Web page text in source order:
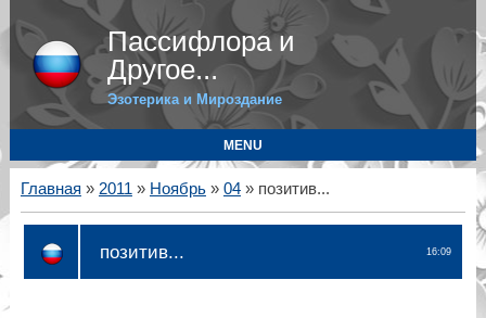
Пассифлора и
Другое...
Эзотерика и Мироздание
MENU
Главная » 2011 » Ноябрь » 04» позитив...
16:09
позитив...